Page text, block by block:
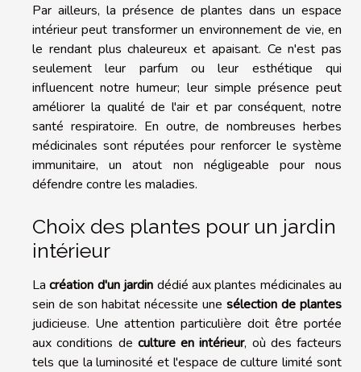
Par ailleurs, la présence de plantes dans un espace
intérieur peut transformer un environnement de vie, en
le rendant plus chaleureux et apaisant. Ce n'est pas
seulement leur parfum ou leur esthétique qui
influencent notre humeur; leur simple présence peut
améliorer la qualité de l'air et par conséquent, notre
santé respiratoire. En outre, de nombreuses herbes
médicinales sont réputées pour renforcer le système
immunitaire, un atout non négligeable pour nous
défendre contre les maladies.
Choix des plantes pour un jardin
intérieur
Lacréation d'un jardin dédié aux plantes médicinales au
sein de son habitat nécessite une sélection de plantes
judicieuse. Une attention particulière doit être portée
aux conditions de culture en intérieur, où des facteurs
tels que la luminosité et l'espace de culture limité sont